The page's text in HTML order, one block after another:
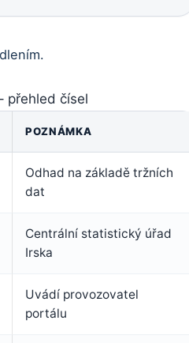
přehled čísel
POZNÁMKA
Odhad na základě tržních
dat
Centrální statistický úřad
Irska
Uvádí provozovatel
portálu